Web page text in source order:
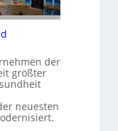
der
größter
neuesten